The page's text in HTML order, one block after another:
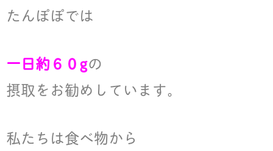
たんぽぽでは
一日約６０gの
摂取をお勧めしています。
私たちは食べ物から